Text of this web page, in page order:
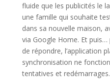
fluide que les publicités le
une famille qui souhaite
dans sa nouvelle maison,
via Google Home. Et puis…
de répondre, l’application
synchronisation ne
tentatives et redémarrages.